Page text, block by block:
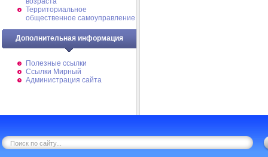
Территориальное
общественное самоуправление
Дополнительная информация
Полезные ссылки
Ссылки Мирный
Администрация сайта